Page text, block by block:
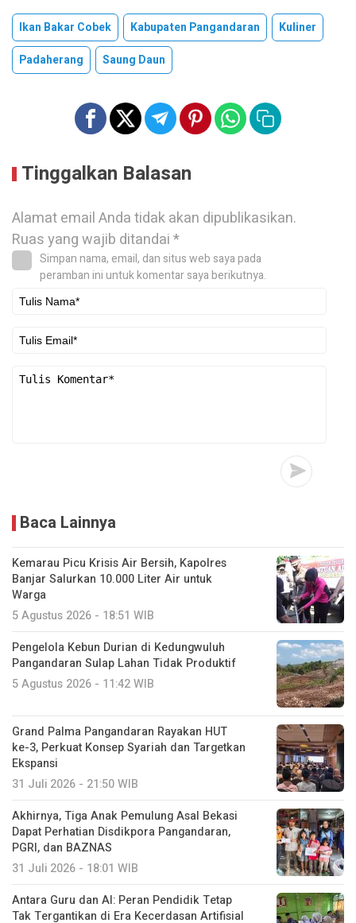
Ikan Bakar Cobek Kabupaten Pangandaran
Kuliner
Padaherang
Saung Daun
Tinggalkan Balasan
Alamat email Anda tidak akan dipublikasikan.
Ruas yang wajib ditandai*
Simpan nama, email, dan situs web saya pada
peramban ini untuk komentar saya berikutnya.
Baca Lainnya
Kemarau Picu Krisis Air Bersih, Kapolres
Banjar Salurkan 10.000 Liter Air untuk
Warga
5 Agustus 2026 - 18:51 WIB
Pengelola Kebun Durian di Kedungwuluh
Pangandaran Sulap Lahan Tidak Produktif ‎
5 Agustus 2026 - 11:42 WIB
Grand Palma Pangandaran Rayakan HUT
ke-3, Perkuat Konsep Syariah dan Targetkan
Ekspansi
31 Juli 2026 - 21:50 WIB
Akhirnya, Tiga Anak Pemulung Asal Bekasi
Dapat Perhatian Disdikpora Pangandaran,
PGRI, dan BAZNAS
31 Juli 2026 - 18:01 WIB
Antara Guru dan AI: Peran Pendidik Tetap
Tak Tergantikan di Era Kecerdasan Artifisial